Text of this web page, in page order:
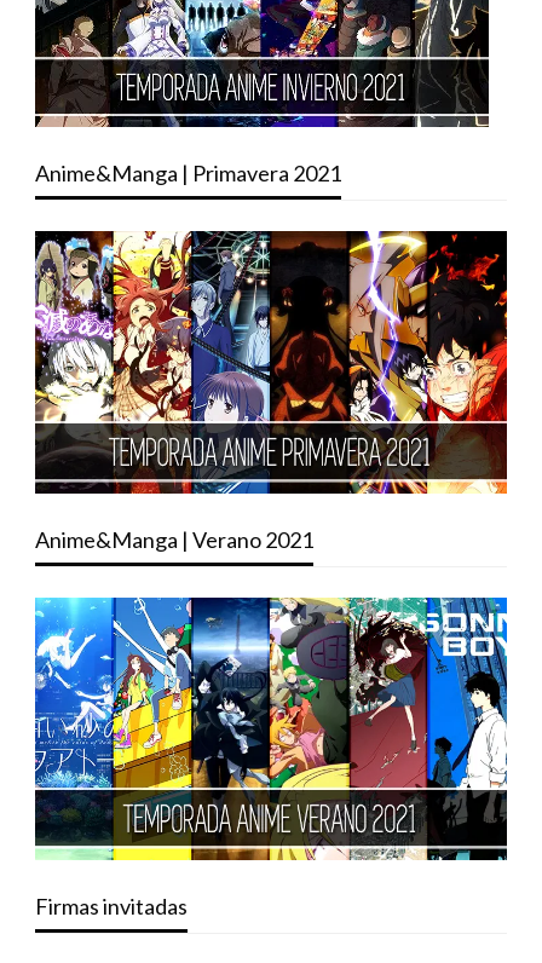
Anime&Manga | Primavera 2021
Anime&Manga | Verano 2021
Firmas invitadas